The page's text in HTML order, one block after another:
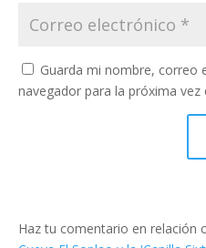
Guarda mi nombre, correo
navegador para la próxima vez
Haz tu comentario en relación